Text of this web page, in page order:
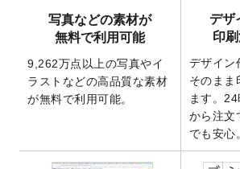
2025/12/22
2026年版4月始まりのカ
テンプレート
を公開い
開いたしました。
2025/9/30
【新商品】クリアファ
きるようになりました！
2026年午年の年賀状デ
を公開いたしました。
写真などの素材が
無料で利用可能
9,262万点以上の写真やイ
ラストなどの高品質な素材
が無料で利用可能。
デザ
印
デザイン
そのまま
ます。
から注文
でも安心。